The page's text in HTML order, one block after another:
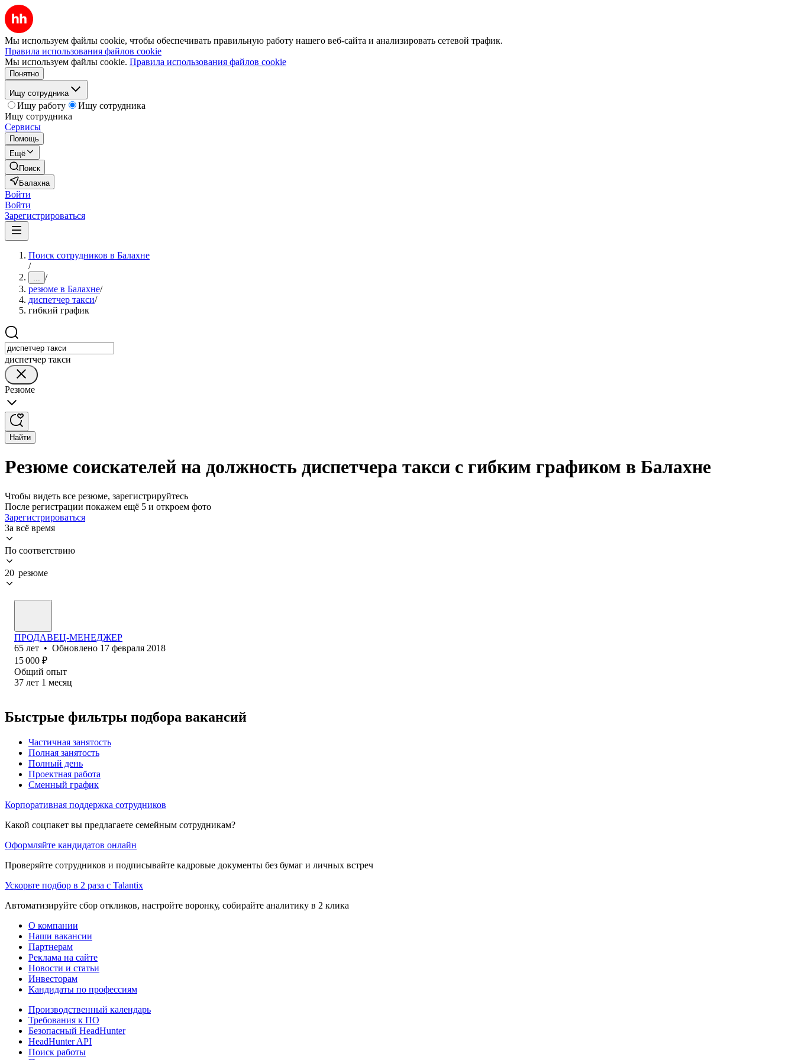
Мы используем файлы cookie, чтобы обеспечивать правильную работу нашего веб-сайта и анализировать сетевой трафик.
Правила использования файлов cookie
Мы используем файлы cookie. Правила использования файлов cookie
Понятно
Ищу сотрудника
Ищу работу
Ищу сотрудника
Ищу сотрудника
Сервисы
Помощь
Ещё
Поиск
Балахна
Войти
Войти
Зарегистрироваться
Поиск сотрудников в Балахне
/
... /
резюме в Балахне/
диспетчер такси/
гибкий график
диспетчер такси
Резюме
Найти
Резюме соискателей на должность диспетчера такси с гибким графиком в Балахне
Чтобы видеть все резюме, зарегистрируйтесь
После регистрации покажем ещё 5 и откроем фото
Зарегистрироваться
За всё время
По соответствию
20 резюме
ПРОДАВЕЦ-МЕНЕДЖЕР
65 лет • Обновлено 17 февраля 2018
15 000 ₽
Общий опыт
37 лет 1 месяц
Быстрые фильтры подбора вакансий
Частичная занятость
Полная занятость
Полный день
Проектная работа
Сменный график
Корпоративная поддержка сотрудников
Какой соцпакет вы предлагаете семейным сотрудникам?
Оформляйте кандидатов онлайн
Проверяйте сотрудников и подписывайте кадровые документы без бумаг и личных встреч
Ускорьте подбор в 2 раза с Talantix
Автоматизируйте сбор откликов, настройте воронку, собирайте аналитику в 2 клика
О компании
Наши вакансии
Партнерам
Реклама на сайте
Новости и статьи
Инвесторам
Кандидаты по профессиям
Производственный календарь
Требования к ПО
Безопасный HeadHunter
HeadHunter API
Поиск работы